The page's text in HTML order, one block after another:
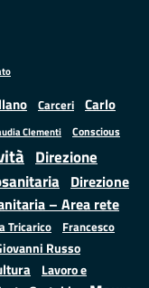
Carceri
Carlo
Clementi Conscious
Direzione
Direzione
– Area rete
Tricarico
Francesco
Russo
Lavoro e